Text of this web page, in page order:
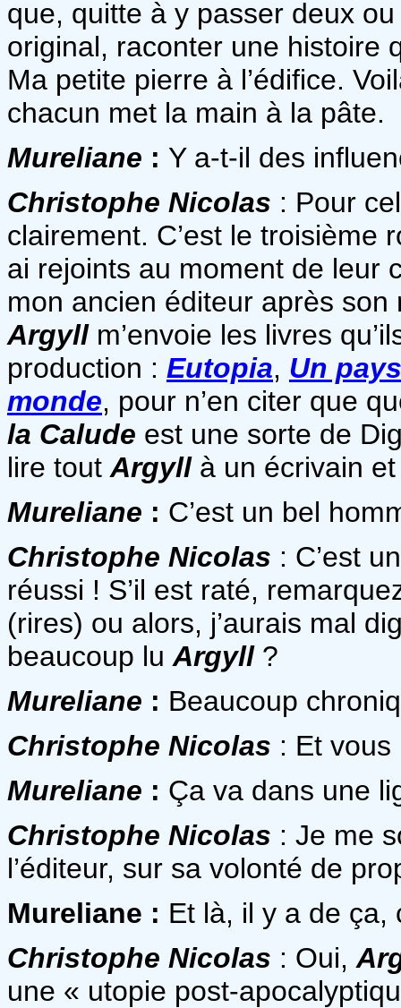
que, quitte à y passer deux
original, raconter une histoire
Ma petite pierre à l’édifice.
chacun met la main à la pâte.
Mureliane : Y a-t-il des
Christophe Nicolas : Pour
clairement. C’est le troisième
ai rejoints au moment de leur
mon ancien éditeur après
Argyll m’envoie les livres
production : Eutopia, Un
monde, pour n’en citer que
la Calude est une sorte de
lire tout Argyll à un écrivain
Mureliane : C’est un bel
Christophe Nicolas : C’est
réussi ! S’il est raté,
(rires) ou alors, j’aurais mal
beaucoup lu Argyll ?
Mureliane : Beaucoup
Christophe Nicolas : Et vous
Mureliane : Ça va dans une
Christophe Nicolas : Je me
l’éditeur, sur sa volonté de
Mureliane : Et là, il y a de ça,
Christophe Nicolas : Oui,
une « utopie post-